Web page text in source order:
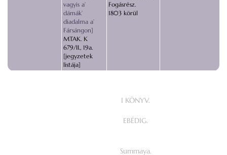
vagyis a’
dámák’
diadalma a’
Fársángon]
MTAK. K
679/II., 19a.
[jegyzetek
listája]
Fogásrész.
1803 körül
I KÖNYV.
EBÉDIG.
Summaya.